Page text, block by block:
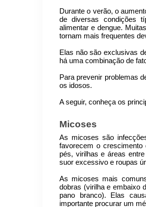
Durante o verão, o
de diversas condições
alimentar e dengue.
tornam mais frequentes
Elas não são exclusivas
há uma combinação de
Para prevenir problemas
os idosos.
A seguir, conheça os
Micoses
As micoses são
favorecem o
pés, virilhas e áreas
suor excessivo e roupas
As micoses mais
dobras (virilha e embaixo
pano branco). Elas
importante procurar um